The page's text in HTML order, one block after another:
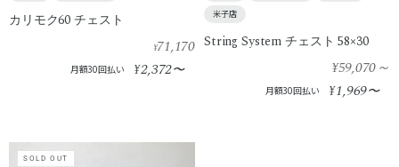
カリモク60 チェスト
¥71,170
月額30回払い ¥2,372〜
米子店
String System チェスト 58×30
¥59,070～
月額30回払い ¥1,969〜
SOLD OUT